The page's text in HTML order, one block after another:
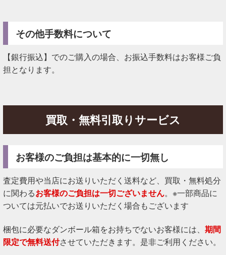
その他手数料について
【銀行振込】でのご購入の場合、お振込手数料はお客様ご負
担となります。
買取・無料引取りサービス
お客様のご負担は基本的に一切無し
査定費用や当店にお送りいただく送料など、買取・無料処分
に関わるお客様のご負担は一切ございません。※一部商品に
ついては元払いでお送りいただく場合もございます
梱包に必要なダンボール箱をお持ちでないお客様には、 期間
限定で無料送付させていただきます。是非ご利用ください。